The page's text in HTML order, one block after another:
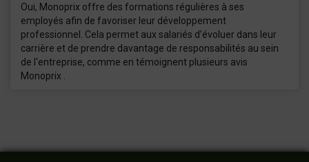
Oui, Monoprix offre des formations régulières à ses
employés afin de favoriser leur développement
professionnel. Cela permet aux salariés d’évoluer dans leur
carrière et de prendre davantage de responsabilités au sein
de l'entreprise, comme en témoignent plusieurs avis
Monoprix .